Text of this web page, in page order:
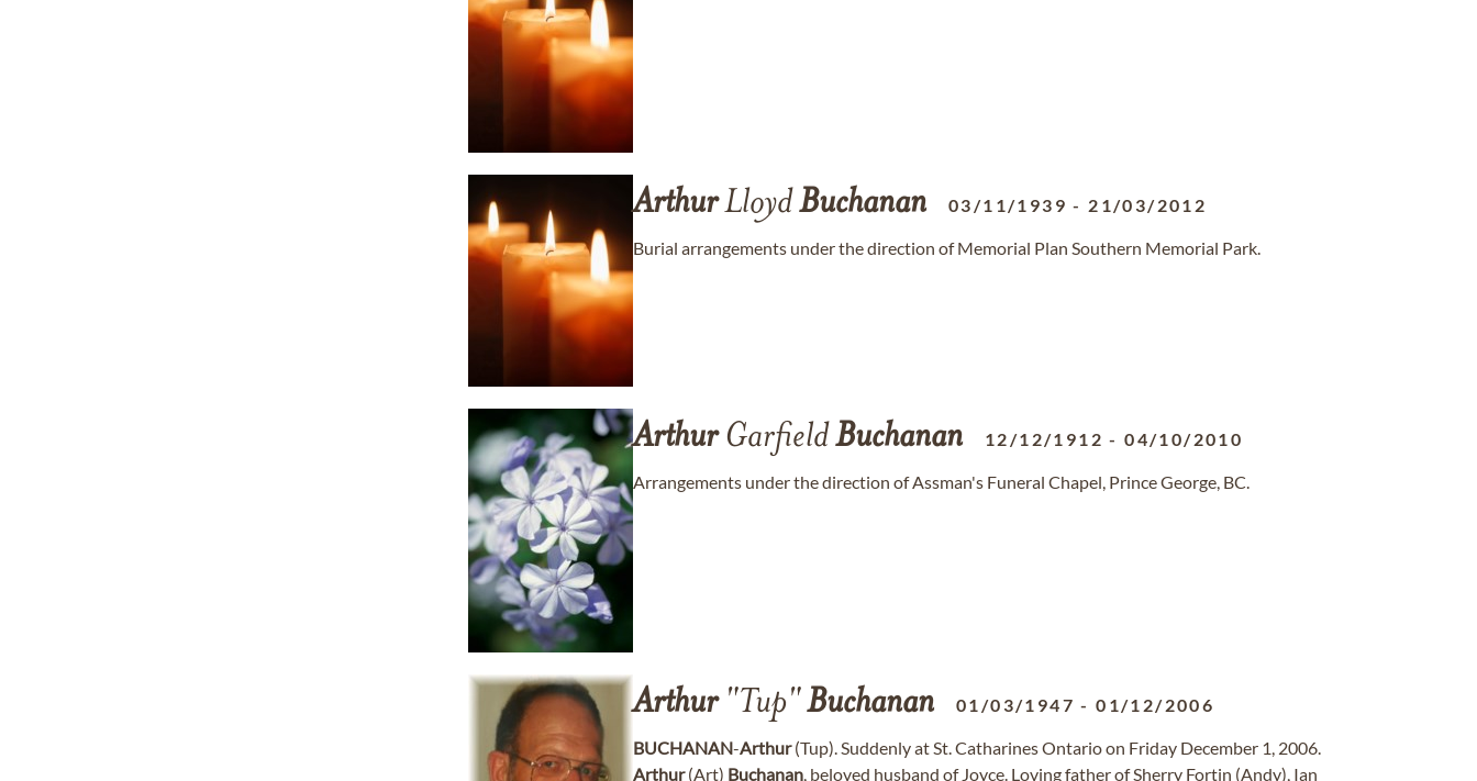
ArthurLloydBuchanan 03/11/1939 - 21/03/2012
Burial arrangements under the direction of Memorial Plan Southern Memorial Park.
ArthurGarfieldBuchanan 12/12/1912 -04/10/2010
Arrangements under the direction of Assman's Funeral Chapel, Prince George, BC.
Arthur"Tup"Buchanan 01/03/1947 -01/12/2006
BUCHANAN-Arthur(Tup). Suddenly at St. Catharines Ontario on Friday December 1, 2006.
Arthur(Art) Buchanan, beloved husband of Joyce. Loving father of Sherry Fortin (Andy), Ian